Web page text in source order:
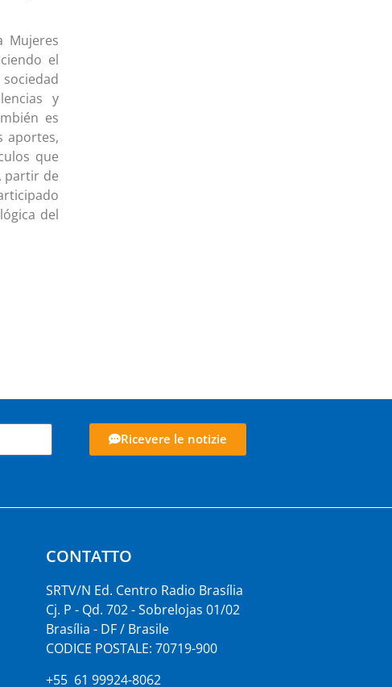
Mujeres
el
y
es
aportes,
que
partir de
del
Ricevere le notizie
CONTATTO
SRTV/N Ed. Centro Radio Brasília
Cj. P - Qd. 702 - Sobrelojas 01/02
Brasília - DF / Brasile
CODICE POSTALE: 70719-900
+55 61 99924-8062